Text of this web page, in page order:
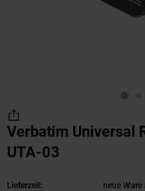
Verbatim Universal
UTA-03
Lieferzeit: neue